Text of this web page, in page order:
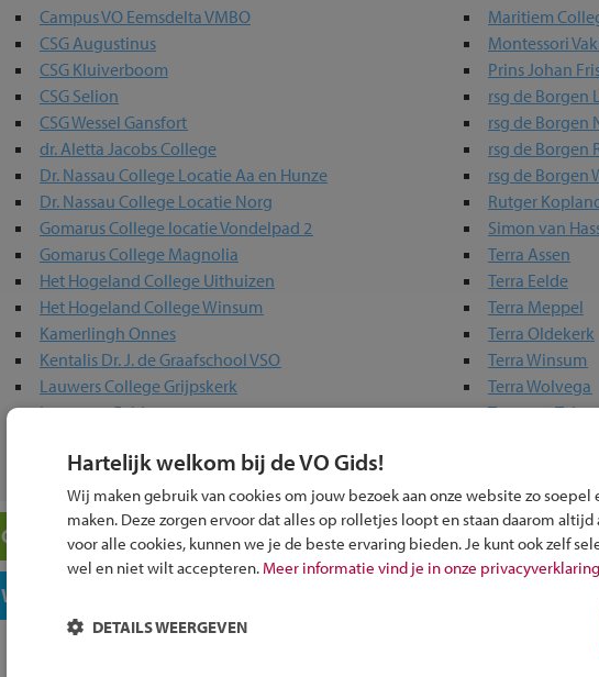
Campus VO Eemsdelta VMBO
CSG Augustinus
CSG Kluiverboom
CSG Selion
CSG Wessel Gansfort
dr. Aletta Jacobs College
Dr. Nassau College Locatie Aa en Hunze
Dr. Nassau College Locatie Norg
Gomarus College locatie Vondelpad 2
Gomarus College Magnolia
Het Hogeland College Uithuizen
Het Hogeland College Winsum
Kamerlingh Onnes
Kentalis Dr. J. de Graafschool VSO
Lauwers College Grijpskerk
Leon van Gelder
Maritiem
Montessori
Prins Johan
rsg de Borgen
rsg de Borgen
rsg de Borgen
rsg de Borgen
Rutger
Simon van
Terra Assen
Terra Eelde
Terra Meppel
Terra Oldekerk
Terra Winsum
Terra Wolvega
Topsport
Overige vmbo-scholen in jouw regio
Welk onderwijsconcept past bij jou?
Hartelijk welkom bij de VO Gids!
Wij maken gebruik van cookies om jouw bezoek aan onze website zo
maken. Deze zorgen ervoor dat alles op rolletjes loopt en staan daarom
voor alle cookies, kunnen we je de beste ervaring bieden. Je kunt ook zelf
wel en niet wilt accepteren. Meer informatie vind je in onze
DETAILS WEERGEVEN